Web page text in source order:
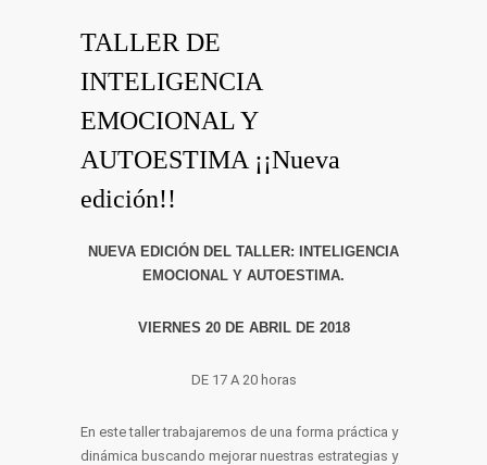
TALLER DE
INTELIGENCIA
EMOCIONAL Y
AUTOESTIMA ¡¡Nueva
edición!!
NUEVA EDICIÓN DEL TALLER: INTELIGENCIA
EMOCIONAL Y AUTOESTIMA.
VIERNES 20 DE ABRIL DE 2018
DE 17 A 20 horas
En este taller trabajaremos de una forma práctica y
dinámica buscando mejorar nuestras estrategias y